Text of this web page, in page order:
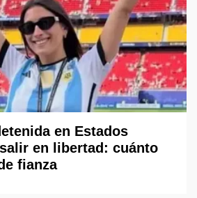
en Estados
en libertad: cuánto
fianza